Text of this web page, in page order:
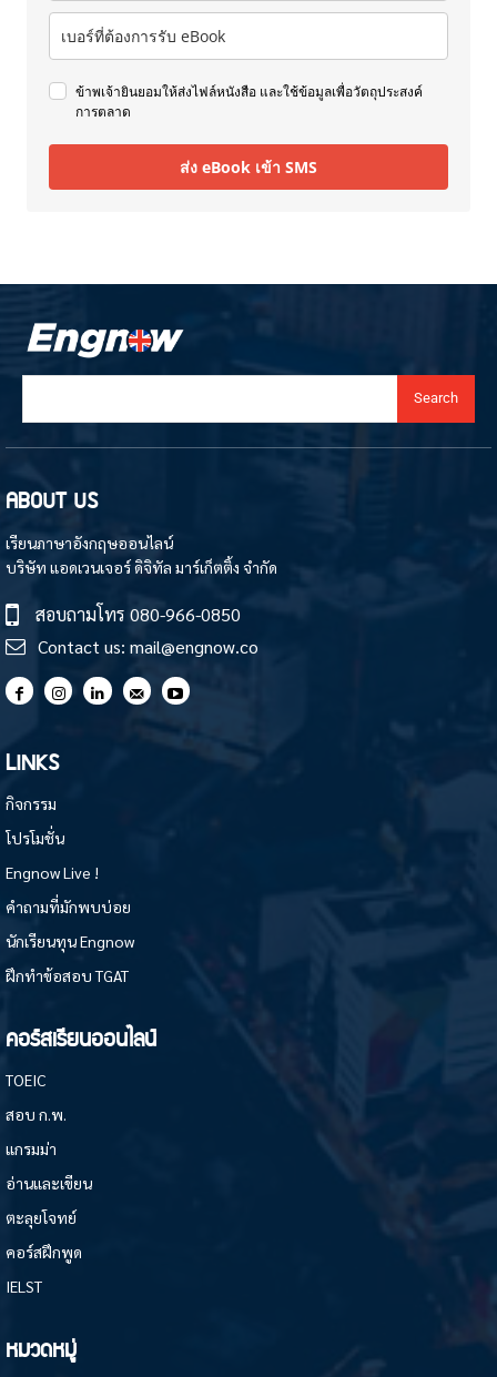
ข้าพเจ้ายินยอมให้ส่งไฟล์หนังสือ และใช้ข้อมูลเพื่อวัตถุประสงค์
การตลาด
ส่ง eBook เข้า SMS
Search
ABOUT US
เรียนภาษาอังกฤษออนไลน์
บริษัท แอดเวนเจอร์ ดิจิทัล มาร์เก็ตติ้ง จำกัด
สอบถามโทร 080-966-0850
Contact us: mail@engnow.co
LINKS
กิจกรรม
โปรโมชั่น
Engnow Live !
คำถามที่มักพบบ่อย
นักเรียนทุน Engnow
ฝึกทำข้อสอบ TGAT
คอร์สเรียนออนไลน์
TOEIC
สอบ ก.พ.
แกรมม่า
อ่านและเขียน
ตะลุยโจทย์
คอร์สฝึกพูด
IELST
หมวดหมู่